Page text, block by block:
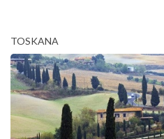
TOSKANA